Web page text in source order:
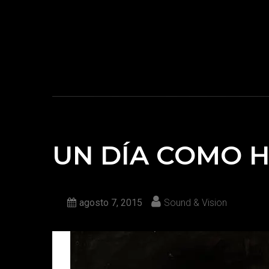
UN DÍA COMO
agosto 7, 2015 Sound & Vision